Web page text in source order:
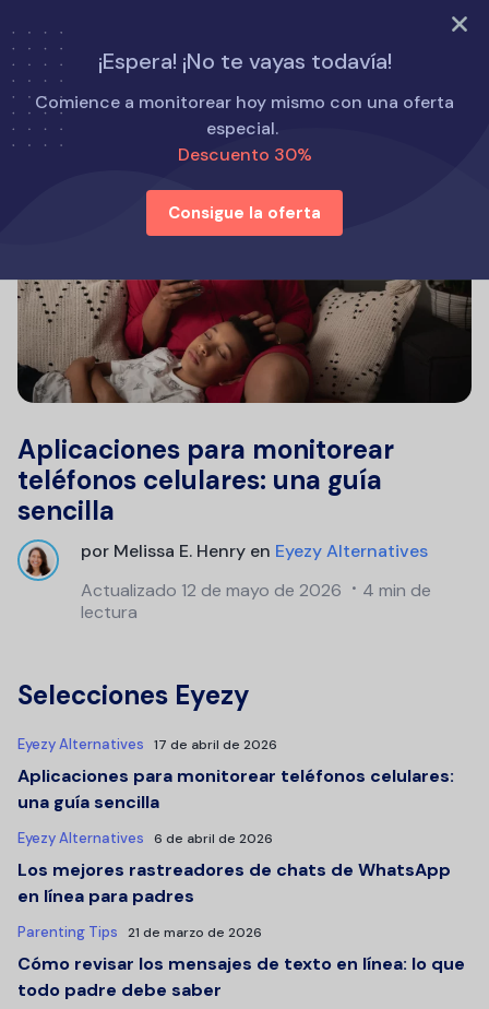
PRUEBA AHORA
¡Espera! ¡No te vayas todavía!
Comience a monitorear hoy mismo con una oferta
especial.
Descuento 30%
Consigue la oferta
Aplicaciones para monitorear
teléfonos celulares: una guía
sencilla
por Melissa E. Henry en Eyezy Alternatives
Actualizado 12 de mayo de 2026
4 min de
lectura
Selecciones Eyezy
Eyezy Alternatives 17 de abril de 2026
Aplicaciones para monitorear teléfonos celulares:
una guía sencilla
Eyezy Alternatives 6 de abril de 2026
Los mejores rastreadores de chats de WhatsApp
en línea para padres
Parenting Tips 21 de marzo de 2026
Cómo revisar los mensajes de texto en línea: lo que
todo padre debe saber